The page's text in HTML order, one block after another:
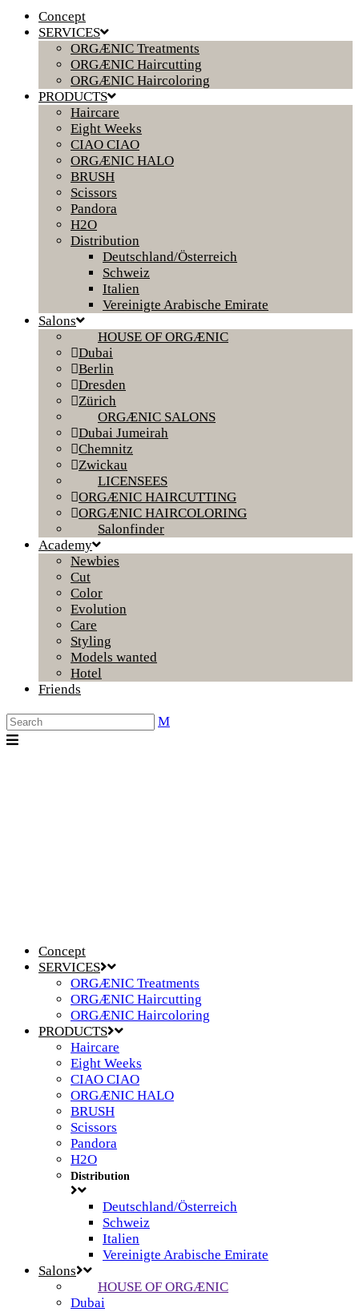
Concept
SERVICES
ORGÆNIC Treatments
ORGÆNIC Haircutting
ORGÆNIC Haircoloring
PRODUCTS
Haircare
Eight Weeks
CIAO CIAO
ORGÆNIC HALO
BRUSH
Scissors
Pandora
H2O
Distribution
Deutschland/Österreich
Schweiz
Italien
Vereinigte Arabische Emirate
Salons
HOUSE OF ORGÆNIC
Dubai
Berlin
Dresden
Zürich
ORGÆNIC SALONS
Dubai Jumeirah
Chemnitz
Zwickau
LICENSEES
ORGÆNIC HAIRCUTTING
ORGÆNIC HAIRCOLORING
Salonfinder
Academy
Newbies
Cut
Color
Evolution
Care
Styling
Models wanted
Hotel
Friends
Concept
SERVICES
ORGÆNIC Treatments
ORGÆNIC Haircutting
ORGÆNIC Haircoloring
PRODUCTS
Haircare
Eight Weeks
CIAO CIAO
ORGÆNIC HALO
BRUSH
Scissors
Pandora
H2O
Distribution
Deutschland/Österreich
Schweiz
Italien
Vereinigte Arabische Emirate
Salons
HOUSE OF ORGÆNIC
Dubai